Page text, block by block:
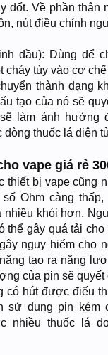
đốt. Về phần thân
nút điều chỉnh
dầu): Dùng để
cháy tùy vào cơ
thành dạng
tạo của nó sẽ
làm ảnh hưởng
dòng thuốc lá điện
vape giá rẻ
thiết bị vape cũng
Ohm càng thấp,
nhiều khói hơn.
thể gây quá tải
nguy hiểm cho
tạo ra năng
của pin sẽ
có hút được điếu
sử dụng pin kém
nhiều thuốc lá